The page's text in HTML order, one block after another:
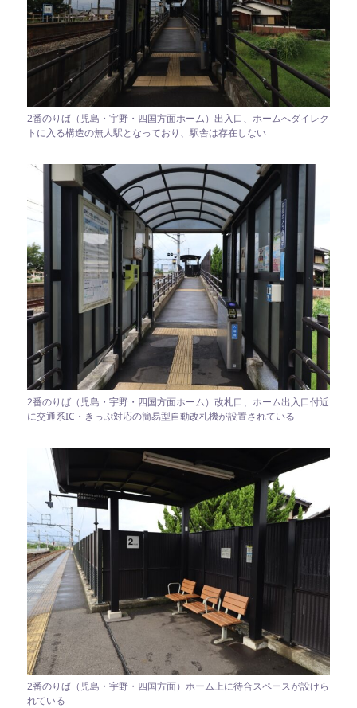
2番のりば（児島・宇野・四国方面ホーム）出入口、ホームへダイレク
トに入る構造の無人駅となっており、駅舎は存在しない
2番のりば（児島・宇野・四国方面ホーム）改札口、ホーム出入口付近
に交通系IC・きっぷ対応の簡易型自動改札機が設置されている
2番のりば（児島・宇野・四国方面）ホーム上に待合スペースが設けら
れている